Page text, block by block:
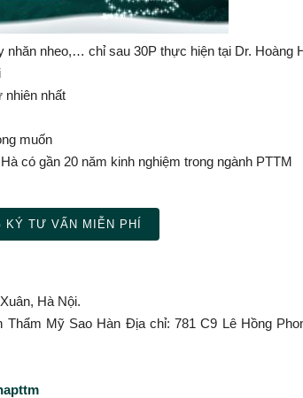
nhăn nheo,… chỉ sau 30P thực hiện tại Dr. Hoàng
nhiên nhất
muốn
có gần 20 năm kinh nghiệm trong ngành PTTM
KÝ TƯ VẤN MIỄN PHÍ
Hà Nội.
Mỹ Sao Hàn Địa chỉ: 781 C9 Lê Hồng